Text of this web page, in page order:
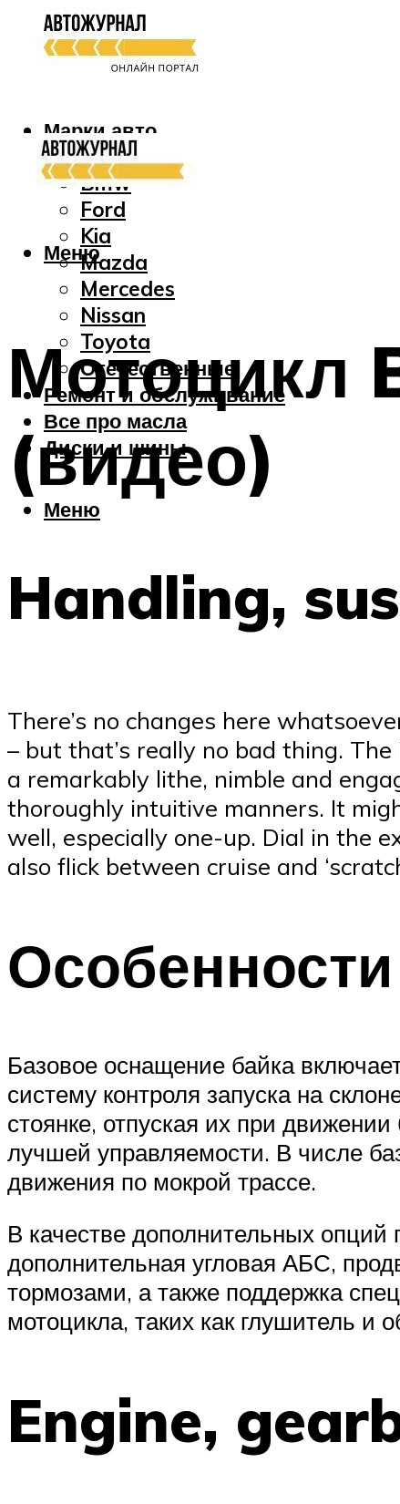
Марки авто
Audi
Bmw
Ford
Kia
Mazda
Mercedes
Nissan
Toyota
Отечественные
Ремонт и обслуживание
Все про масла
Диски и шины
Меню
Меню
Мотоцикл
(видео)
Handling,
There’s no changes here
– but that’s really no bad thing.
a remarkably lithe, nimble and
thoroughly intuitive manners. It
well, especially one-up. Dial in the
also flick between cruise and
Особенности
Базовое оснащение байка
систему контроля запуска на
стоянке, отпуская их при
лучшей управляемости. В числе
движения по мокрой трассе.
В качестве дополнительных опций
дополнительная угловая АБС,
тормозами, а также поддержка
мотоцикла, таких как глушитель и
Engine,